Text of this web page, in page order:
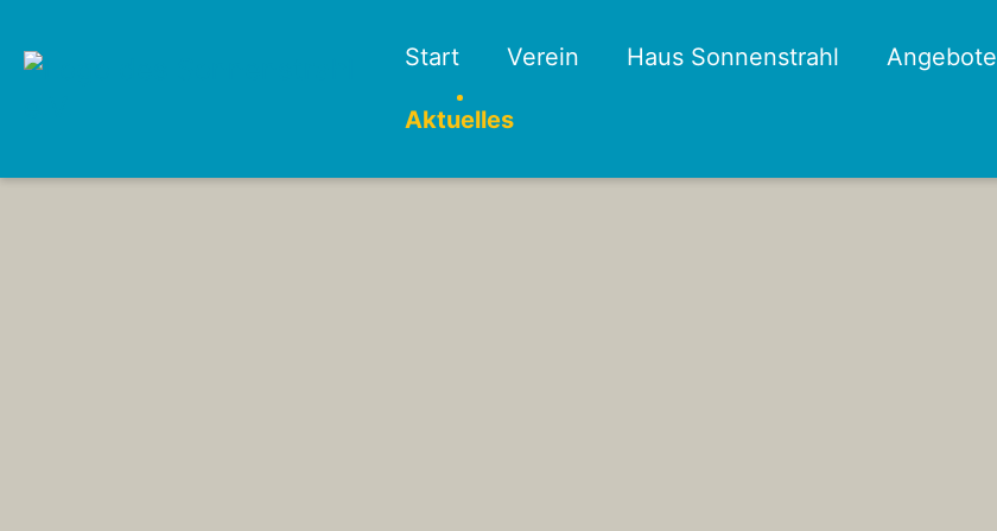
Start Verein Haus Sonnenstrahl Angebote
Aktuelles